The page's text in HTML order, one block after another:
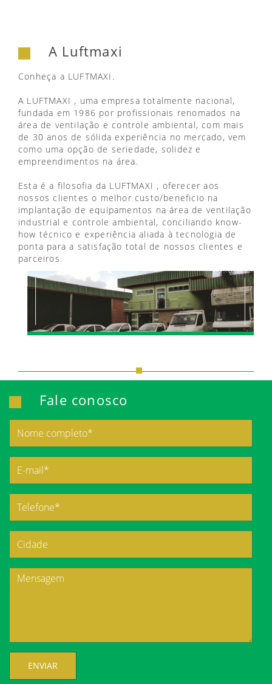
A Luftmaxi
Conheça a LUFTMAXI.
A LUFTMAXI , uma empresa totalmente nacional,
fundada em 1986 por profissionais renomados na
área de ventilação e controle ambiental, com mais
de 30 anos de sólida experiência no mercado, vem
como uma opção de seriedade, solidez e
empreendimentos na área.
Esta é a filosofia da LUFTMAXI , oferecer aos
nossos clientes o melhor custo/beneficio na
implantação de equipamentos na área de ventilação
industrial e controle ambiental, conciliando know-
how técnico e experiência aliada à tecnologia de
ponta para a satisfação total de nossos clientes e
parceiros.
Fale conosco
ENVIAR